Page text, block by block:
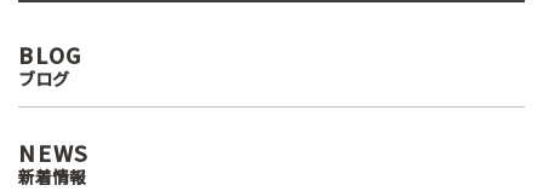
BLOG
ブログ
NEWS
新着情報